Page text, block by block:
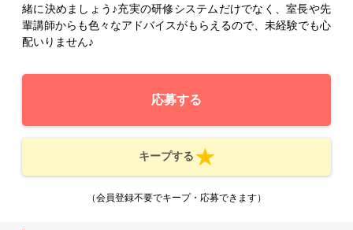
緒に決めましょう♪充実の研修システムだけでなく、室長や先
輩講師からも色々なアドバイスがもらえるので、未経験でも心
配いりません♪
応募する
キープする
（会員登録不要でキープ・応募できます）